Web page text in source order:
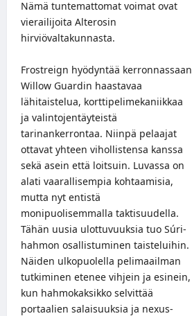
Nämä tuntemattomat voimat ovat
vierailijoita Alterosin
hirviövaltakunnasta.
Frostreign hyödyntää kerronnassaan
Willow Guardin haastavaa
lähitaistelua, korttipelimekaniikkaa
ja valintojentäyteistä
tarinankerrontaa. Niinpä pelaajat
ottavat yhteen vihollistensa kanssa
sekä asein että loitsuin. Luvassa on
alati vaarallisempia kohtaamisia,
mutta nyt entistä
monipuolisemmalla taktisuudella.
Tähän uusia ulottuvuuksia tuo Súri-
hahmon osallistuminen taisteluihin.
Näiden ulkopuolella pelimaailman
tutkiminen etenee vihjein ja esinein,
kun hahmokaksikko selvittää
portaalien salaisuuksia ja nexus-